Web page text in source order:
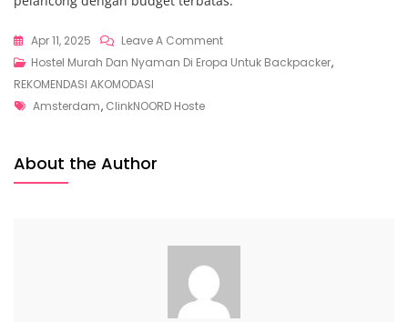
Apr 11, 2025 Leave A CommentOn
ClinkNOORD
Hostel Murah Dan Nyaman Di Eropa Untuk Backpacker,
REKOMENDASI AKOMODASI
Tags
Amsterdam, ClinkNOORD Hoste
About the Author